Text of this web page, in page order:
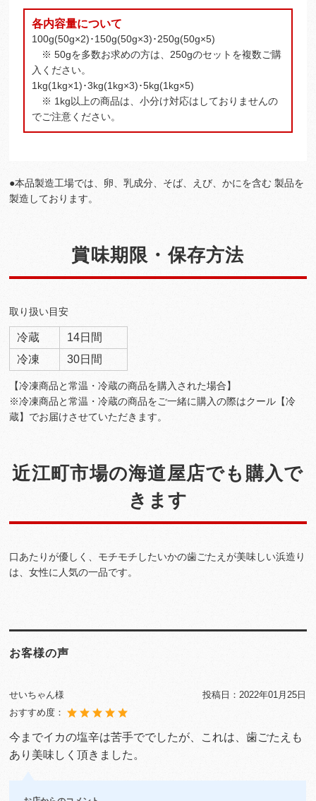
各内容量について
100g(50g×2)･150g(50g×3)･250g(50g×5)
※ 50gを多数お求めの方は、250gのセットを複数ご購
入ください。
1kg(1kg×1)･3kg(1kg×3)･5kg(1kg×5)
※ 1kg以上の商品は、小分け対応はしておりませんの
でご注意ください。
●本品製造工場では、卵、乳成分、そば、えび、かにを含む 製品を
製造しております。
賞味期限・保存方法
取り扱い目安
冷蔵
14日間
冷凍
30日間
【冷凍商品と常温・冷蔵の商品を購入された場合】
※冷凍商品と常温・冷蔵の商品をご一緒に購入の際はクール【冷
蔵】でお届けさせていただきます。
近江町市場の海道屋店でも購入で
きます
口あたりが優しく、モチモチしたいかの歯ごたえが美味しい浜造り
は、女性に人気の一品です。
お客様の声
せいちゃん様 投稿日：2022年01月25日
おすすめ度：
今までイカの塩辛は苦手ででしたが、これは、歯ごたえも
あり美味しく頂きました。